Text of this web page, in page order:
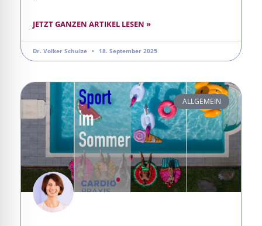
JETZT GANZEN ARTIKEL LESEN »
Dr. Volker Schulze 18. September 2025
ALLGEMEIN